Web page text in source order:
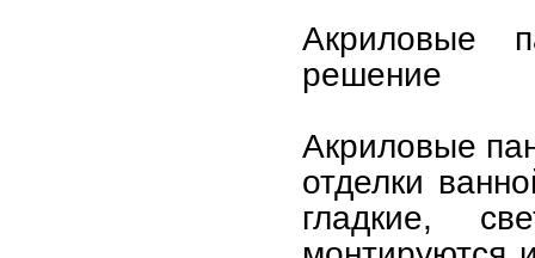
Акриловые
решение
Акриловые
отделки
гладкие,